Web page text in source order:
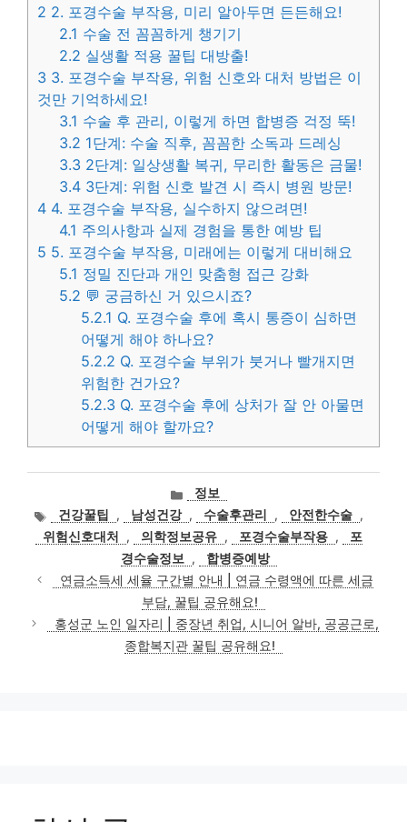
2 2. 포경수술 부작용, 미리 알아두면 든든해요!
2.1 수술 전 꼼꼼하게 챙기기
2.2 실생활 적용 꿀팁 대방출!
3 3. 포경수술 부작용, 위험 신호와 대처 방법은 이
것만 기억하세요!
3.1 수술 후 관리, 이렇게 하면 합병증 걱정 뚝!
3.2 1단계: 수술 직후, 꼼꼼한 소독과 드레싱
3.3 2단계: 일상생활 복귀, 무리한 활동은 금물!
3.4 3단계: 위험 신호 발견 시 즉시 병원 방문!
4 4. 포경수술 부작용, 실수하지 않으려면!
4.1 주의사항과 실제 경험을 통한 예방 팁
5 5. 포경수술 부작용, 미래에는 이렇게 대비해요
5.1 정밀 진단과 개인 맞춤형 접근 강화
5.2 💬 궁금하신 거 있으시죠?
5.2.1 Q. 포경수술 후에 혹시 통증이 심하면
어떻게 해야 하나요?
5.2.2 Q. 포경수술 부위가 붓거나 빨개지면
위험한 건가요?
5.2.3 Q. 포경수술 후에 상처가 잘 안 아물면
어떻게 해야 할까요?
카
고
리
정보
태
그
건강꿀팁 , 남성건강 , 수술후관리 , 안전한수술 ,
위험신호대처
, 의학정보공유 , 포경수술부작용 ,
포
경수술정보
,
합병증예방
연금소득세 세율 구간별 안내 | 연금 수령액에 따른 세금
부담, 꿀팁 공유해요!
홍성군 노인 일자리 | 중장년 취업, 시니어 알바, 공공근로,
종합복지관 꿀팁 공유해요!